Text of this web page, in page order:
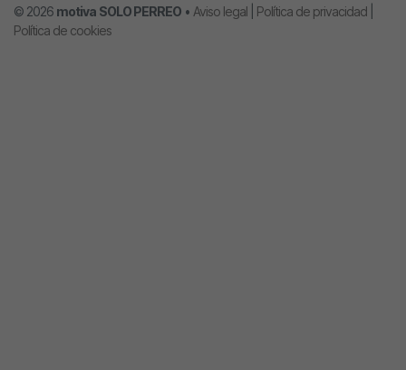
© 2026 motiva SOLO PERREO • Aviso legal Política de privacidad
Política de cookies